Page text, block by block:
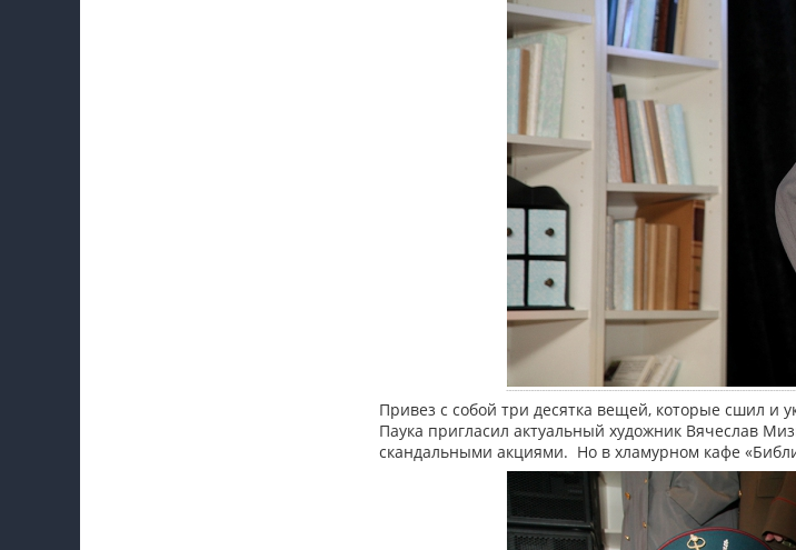
Привез с собой три десятка вещей, которые сшил и
Паука пригласил актуальный художник Вячеслав
скандальными акциями. Но в хламурном кафе